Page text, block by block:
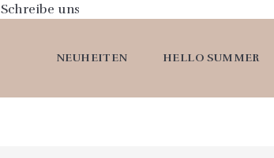
Schreibe uns
NEUHEITEN HELLO SUMMER